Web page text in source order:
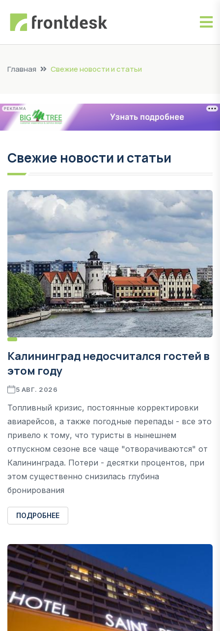
Главная Свежие новости и статьи
РЕКЛАМА
Свежие новости и статьи
Калининград недосчитался гостей в
этом году
5 АВГ. 2026
Топливный кризис, постоянные корректировки
авиарейсов, а также погодные перепады - все это
привело к тому, что туристы в нынешнем
отпускном сезоне все чаще "отворачиваются" от
Калининграда. Потери - десятки процентов, при
этом существенно снизилась глубина
бронирования
ПОДРОБНЕЕ